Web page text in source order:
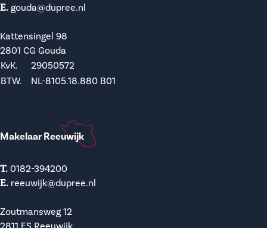
E. gouda@dupree.nl
Kattensingel 98
2801 CG Gouda
KvK.
29050572
BTW.
NL-8105.18.880 B01
Makelaar Reeuwijk
T. 0182-394200
E. reeuwijk@dupree.nl
Zoutmansweg 12
2811 ES Reeuwijk